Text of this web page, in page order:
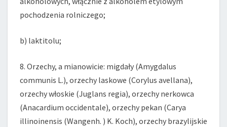
pochodzenia rolniczego;
b) laktitolu;
8. Orzechy, a mianowicie: migdały (Amygdalus
communis L.), orzechy laskowe (Corylus avellana),
orzechy włoskie (Juglans regia), orzechy nerkowca
(Anacardium occidentale), orzechy pekan (Carya
illinoinensis (Wangenh. ) K. Koch), orzechy brazylijskie